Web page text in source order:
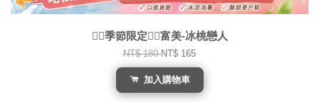
❤️‍🔥季節限定❤️‍🔥富美-冰桃戀人
NT$ 180NT$ 165
加入購物車